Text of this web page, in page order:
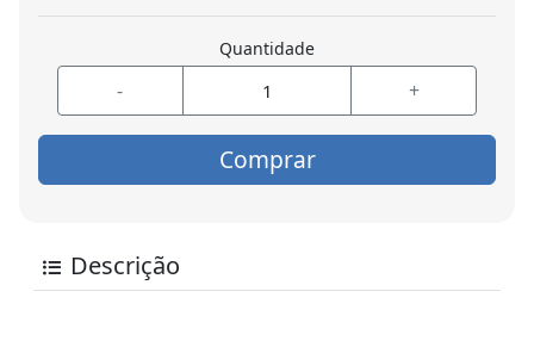
Quantidade
- +
Comprar
Descrição